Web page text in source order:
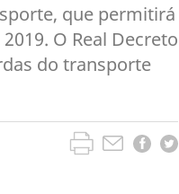
que permitirá
O Real Decreto
do transporte